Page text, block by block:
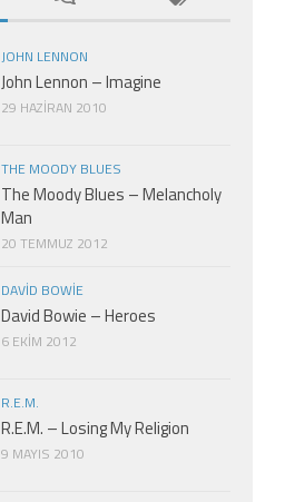
JOHN LENNON
John Lennon – Imagine
29 HAZIRAN 2010
THE MOODY BLUES
The Moody Blues – Melancholy
Man
20 TEMMUZ 2012
DAVID BOWIE
David Bowie – Heroes
6 EKIM 2012
R.E.M.
R.E.M. – Losing My Religion
9 MAYIS 2010